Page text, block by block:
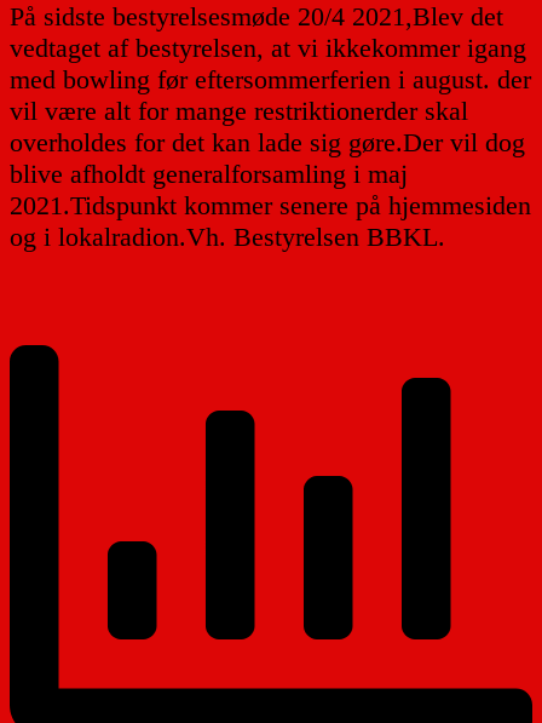
På sidste bestyrelsesmøde 20/4 2021,Blev det
vedtaget af bestyrelsen, at vi ikkekommer igang
med bowling før eftersommerferien i august. der
vil være alt for mange restriktionerder skal
overholdes for det kan lade sig gøre.Der vil dog
blive afholdt generalforsamling i maj
2021.Tidspunkt kommer senere på hjemmesiden
og i lokalradion.Vh. Bestyrelsen BBKL.